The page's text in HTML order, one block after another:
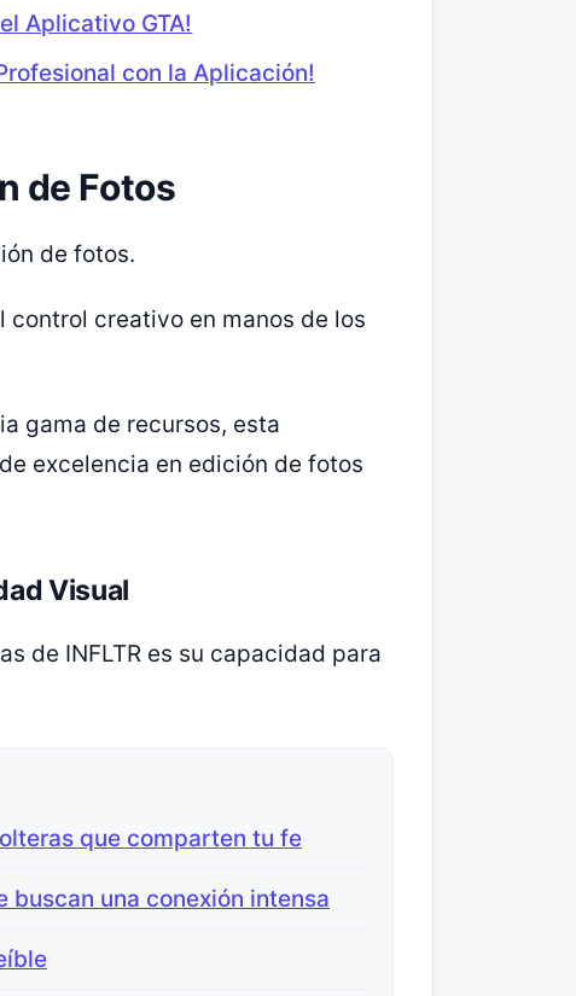
Aplicativo GTA!
con la Aplicación!
de Fotos
de fotos.
control creativo en manos de los
gama de recursos, esta
excelencia en edición de fotos
Visual
de INFLTR es su capacidad para
que comparten tu fe
buscan una conexión intensa